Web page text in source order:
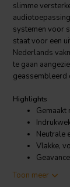
slimme
systemen voor
staat voor een
Nederlands
te gaan
geassembleerd
Highlights
Gemaakt
Neutrale
Vlakke,
Compact
Toon meer